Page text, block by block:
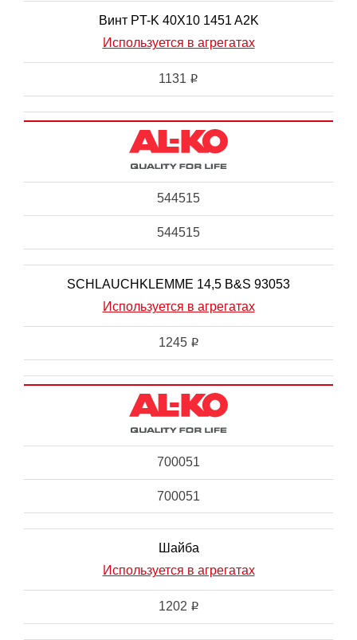
Винт PT-K 40X10 1451 A2K
Используется в агрегатах
1131 i
544515
544515
SCHLAUCHKLEMME 14,5 B&S 93053
Используется в агрегатах
1245 i
700051
700051
Шайба
Используется в агрегатах
1202 i